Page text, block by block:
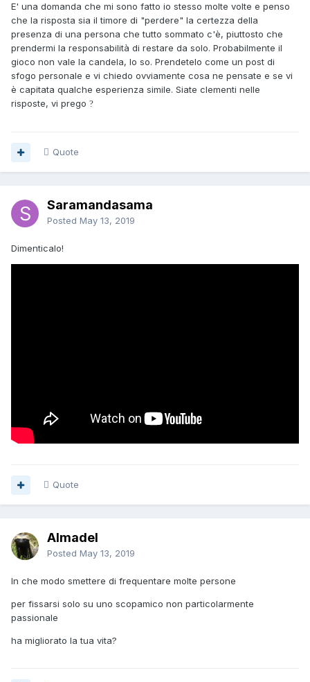
E' una domanda che mi sono fatto io stesso molte volte e penso
che la risposta sia il timore di "perdere" la certezza della
presenza di una persona che tutto sommato c'è, piuttosto che
prendermi la responsabilità di restare da solo. Probabilmente il
gioco non vale la candela, lo so. Prendetelo come un post di
sfogo personale e vi chiedo ovviamente cosa ne pensate e se vi
è capitata qualche esperienza simile. Siate clementi nelle
risposte, vi prego ?
Quote
Saramandasama
Posted May 13, 2019
Dimenticalo!
Quote
Almadel
Posted May 13, 2019
In che modo smettere di frequentare molte persone
per fissarsi solo su uno scopamico non particolarmente
passionale
ha migliorato la tua vita?